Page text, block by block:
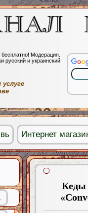
Кеды
бесплатно! Модерация.
русский и украинский
Интернет